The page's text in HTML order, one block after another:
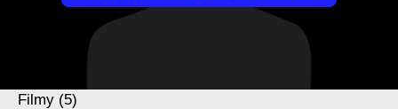
Filmy (5)